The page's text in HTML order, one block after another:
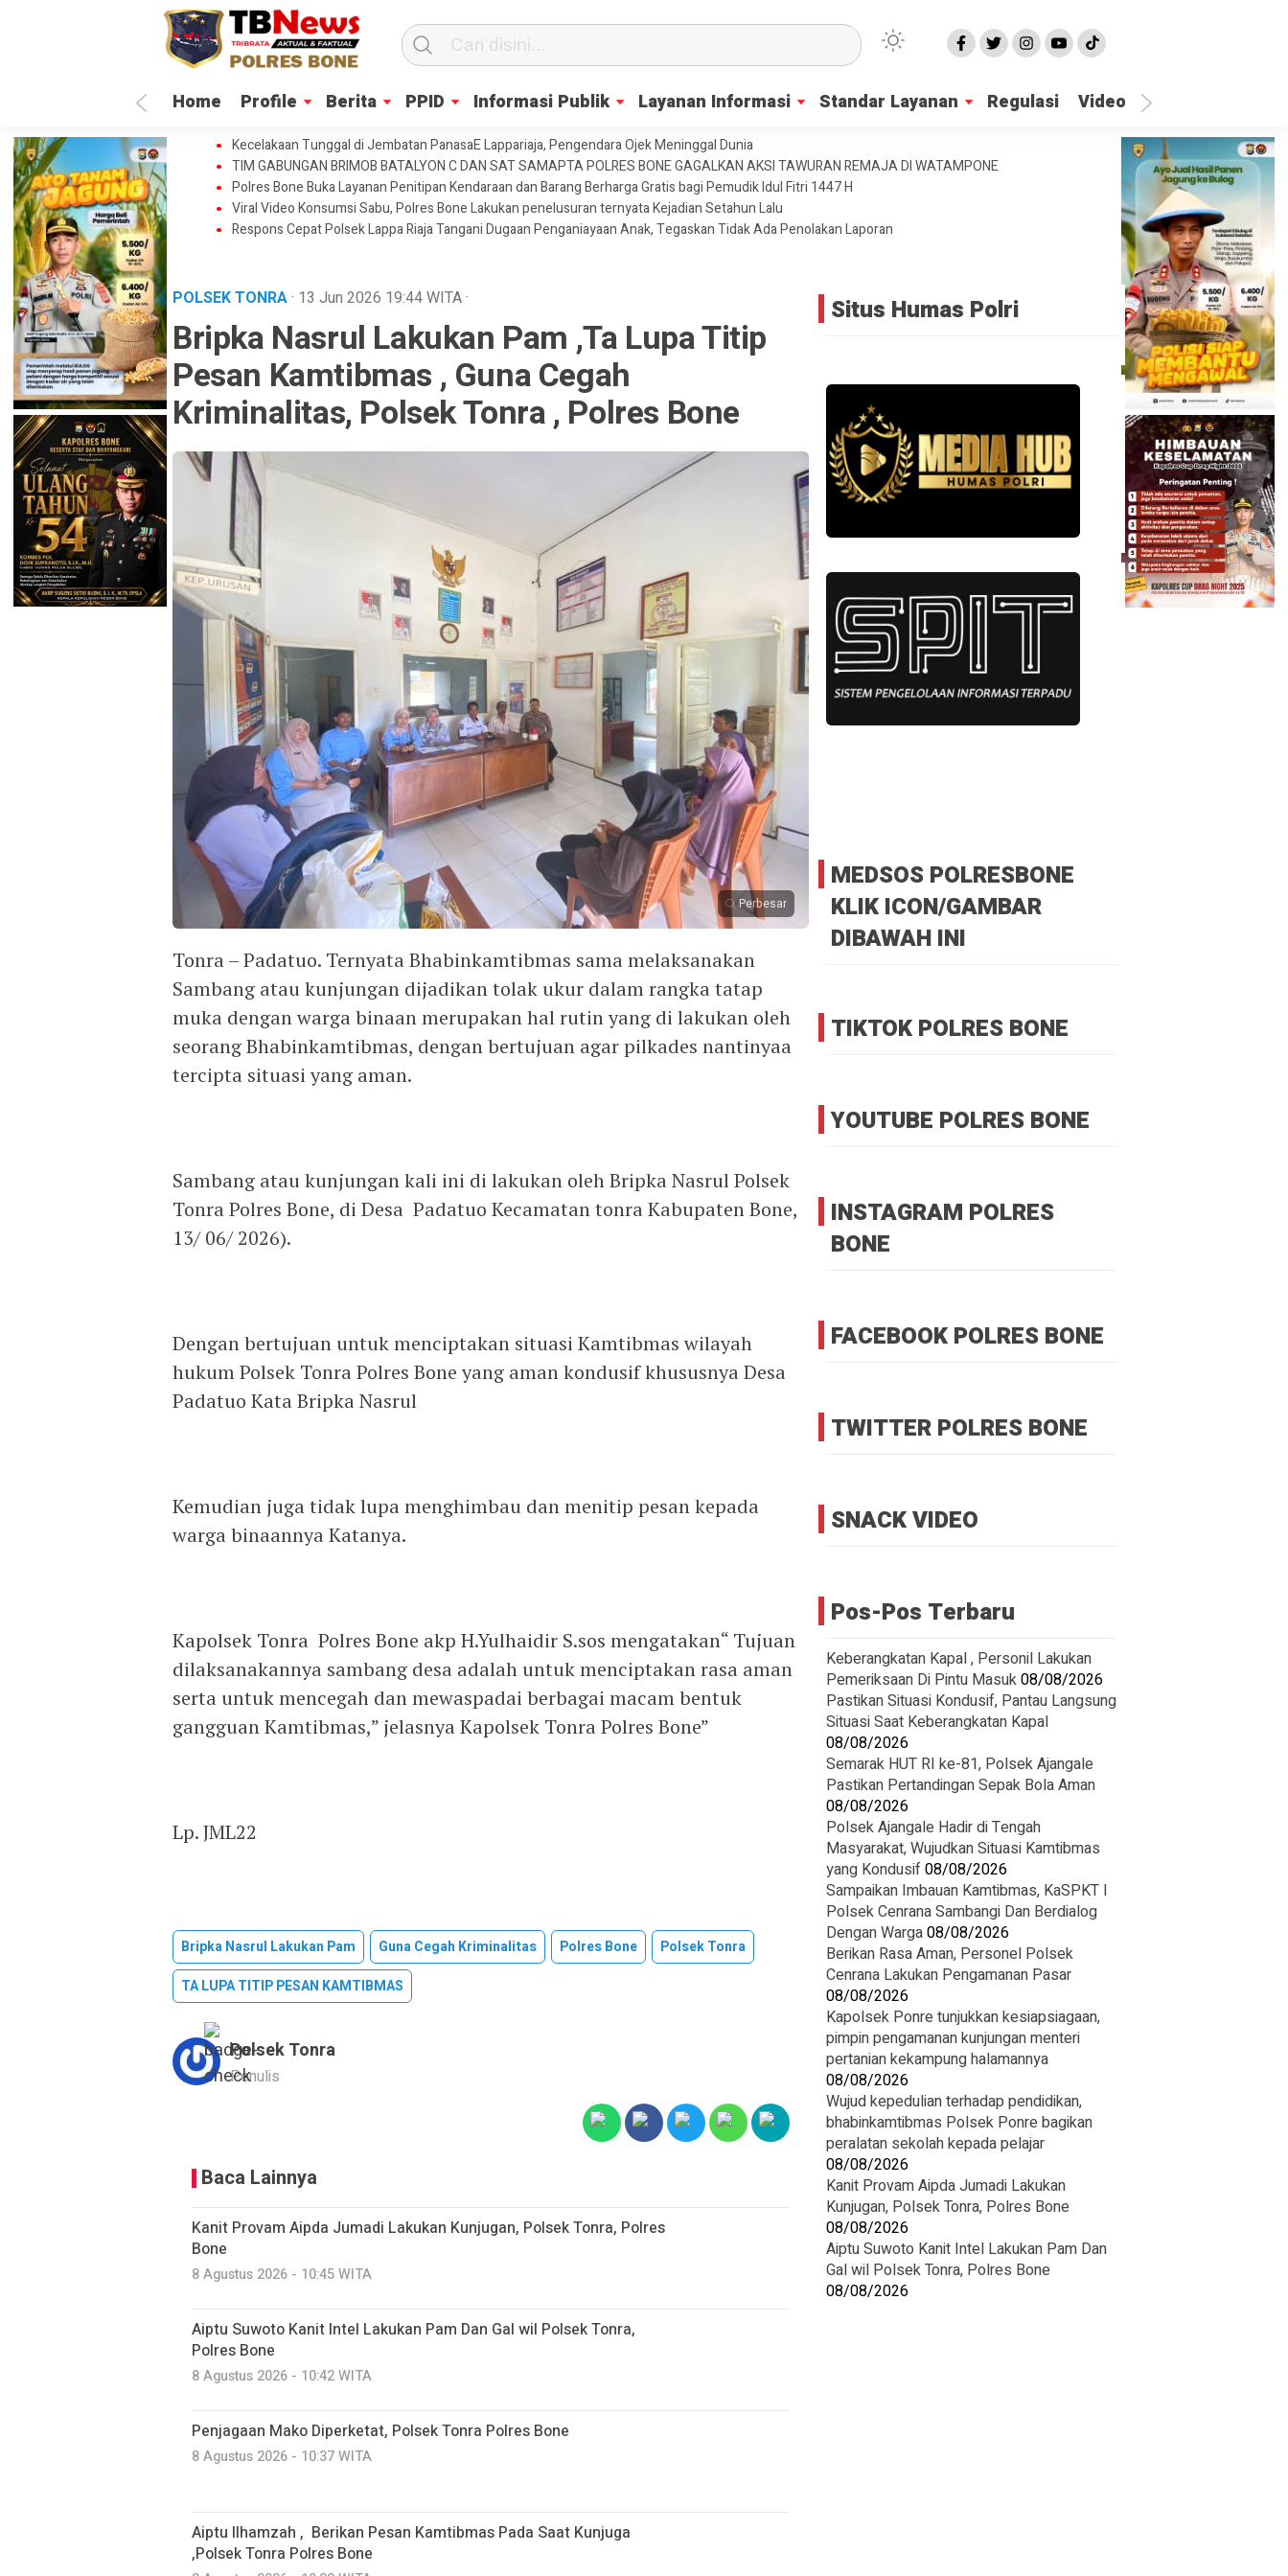
Home Profile Berita PPID Informasi Publik Layanan Informasi Standar Layanan Regulasi Video Lapor Gangguan
Kecelakaan Tunggal di Jembatan PanasaE Lappariaja, Pengendara Ojek Meninggal Dunia
TIM GABUNGAN BRIMOB BATALYON C DAN SAT SAMAPTA POLRES BONE GAGALKAN AKSI TAWURAN REMAJA DI WATAMPONE
Polres Bone Buka Layanan Penitipan Kendaraan dan Barang Berharga Gratis bagi Pemudik Idul Fitri 1447 H
Viral Video Konsumsi Sabu, Polres Bone Lakukan penelusuran ternyata Kejadian Setahun Lalu
Respons Cepat Polsek Lappa Riaja Tangani Dugaan Penganiayaan Anak, Tegaskan Tidak Ada Penolakan Laporan
POLSEK TONRA· 13 Jun 2026 19:44WITA·
Bripka Nasrul Lakukan Pam ,Ta Lupa Titip
Pesan Kamtibmas , Guna Cegah
Kriminalitas, Polsek Tonra , Polres Bone
Perbesar
Tonra – Padatuo. Ternyata Bhabinkamtibmas sama melaksanakan
Sambang atau kunjungan dijadikan tolak ukur dalam rangka tatap
muka dengan warga binaan merupakan hal rutin yang di lakukan oleh
seorang Bhabinkamtibmas, dengan bertujuan agar pilkades nantinyaa
tercipta situasi yang aman.
Sambang atau kunjungan kali ini di lakukan oleh Bripka Nasrul Polsek
Tonra Polres Bone, di Desa Padatuo Kecamatan tonra Kabupaten Bone,
13/ 06/ 2026).
Dengan bertujuan untuk menciptakan situasi Kamtibmas wilayah
hukum Polsek Tonra Polres Bone yang aman kondusif khususnya Desa
Padatuo Kata Bripka Nasrul
Kemudian juga tidak lupa menghimbau dan menitip pesan kepada
warga binaannya Katanya.
Kapolsek Tonra Polres Bone akp H.Yulhaidir S.sos mengatakan“ Tujuan
dilaksanakannya sambang desa adalah untuk menciptakan rasa aman
serta untuk mencegah dan mewaspadai berbagai macam bentuk
gangguan Kamtibmas,” jelasnya Kapolsek Tonra Polres Bone”
Lp. JML22
Bripka Nasrul Lakukan Pam Guna Cegah Kriminalitas Polres Bone
Polsek Tonra
TA LUPA TITIP PESAN KAMTIBMAS
Polsek Tonra
Penulis
Baca Lainnya
Kanit Provam Aipda Jumadi Lakukan Kunjugan, Polsek Tonra, Polres
Bone
8 Agustus 2026 - 10:45 WITA
Aiptu Suwoto Kanit Intel Lakukan Pam Dan Gal wil Polsek Tonra,
Polres Bone
8 Agustus 2026 - 10:42 WITA
Penjagaan Mako Diperketat, Polsek Tonra Polres Bone
8 Agustus 2026 - 10:37 WITA
Aiptu Ilhamzah , Berikan Pesan Kamtibmas Pada Saat Kunjuga
,Polsek Tonra Polres Bone
Situs Humas Polri
MEDSOS POLRESBONE
KLIK ICON/GAMBAR
DIBAWAH INI
TIKTOK POLRES BONE
YOUTUBE POLRES BONE
INSTAGRAM POLRES
BONE
FACEBOOK POLRES BONE
TWITTER POLRES BONE
SNACK VIDEO
Pos-Pos Terbaru
Keberangkatan Kapal , Personil Lakukan
Pemeriksaan Di Pintu Masuk08/08/2026
Pastikan Situasi Kondusif, Pantau Langsung
Situasi Saat Keberangkatan Kapal
08/08/2026
Semarak HUT RI ke-81, Polsek Ajangale
Pastikan Pertandingan Sepak Bola Aman
08/08/2026
Polsek Ajangale Hadir di Tengah
Masyarakat, Wujudkan Situasi Kamtibmas
yang Kondusif08/08/2026
‎Sampaikan Imbauan Kamtibmas, KaSPKT I
Polsek Cenrana Sambangi Dan Berdialog
Dengan Warga08/08/2026
‎Berikan Rasa Aman, Personel Polsek
Cenrana Lakukan Pengamanan Pasar
08/08/2026
Kapolsek Ponre tunjukkan kesiapsiagaan,
pimpin pengamanan kunjungan menteri
pertanian kekampung halamannya
08/08/2026
Wujud kepedulian terhadap pendidikan,
bhabinkamtibmas Polsek Ponre bagikan
peralatan sekolah kepada pelajar
08/08/2026
Kanit Provam Aipda Jumadi Lakukan
Kunjugan, Polsek Tonra, Polres Bone
08/08/2026
Aiptu Suwoto Kanit Intel Lakukan Pam Dan
Gal wil Polsek Tonra, Polres Bone
08/08/2026